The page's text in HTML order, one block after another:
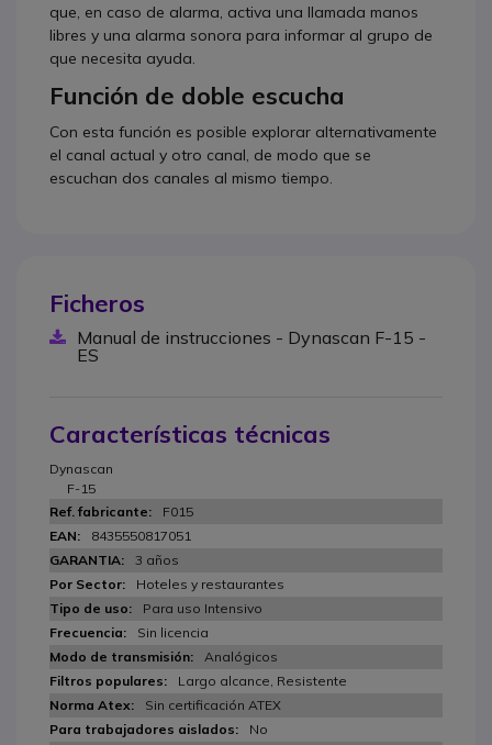
que, en caso de alarma, activa una llamada manos
libres y una alarma sonora para informar al grupo de
que necesita ayuda.
Función de doble escucha
Con esta función es posible explorar alternativamente
el canal actual y otro canal, de modo que se
escuchan dos canales al mismo tiempo.
Ficheros
Manual de instrucciones - Dynascan F-15 -
ES
Características técnicas
Dynascan
F-15
F015
8435550817051
3 años
Hoteles y restaurantes
Para uso Intensivo
Sin licencia
Analógicos
Largo alcance, Resistente
Sin certificación ATEX
No